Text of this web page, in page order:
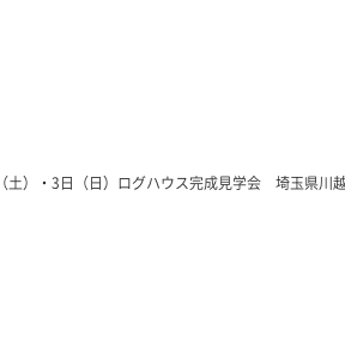
土）・3日（日）ログハウス完成見学会 埼玉県川